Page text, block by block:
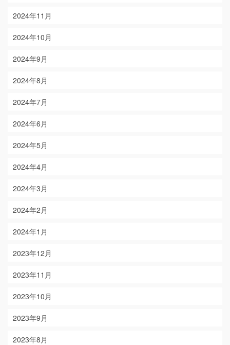
2024年11月
2024年10月
2024年9月
2024年8月
2024年7月
2024年6月
2024年5月
2024年4月
2024年3月
2024年2月
2024年1月
2023年12月
2023年11月
2023年10月
2023年9月
2023年8月